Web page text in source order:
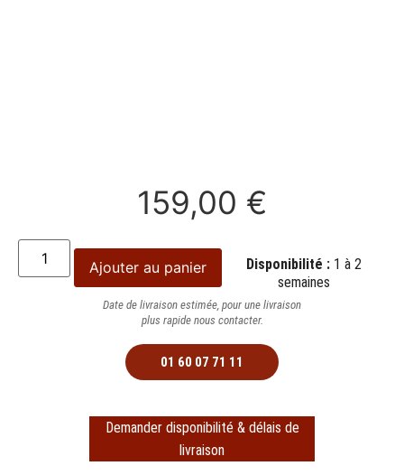
159,00 €
Ajouter au panier Disponibilité : 1 à 2
semaines
Date de livraison estimée, pour une livraison
plus rapide nous contacter.
01 60 07 71 11
Demander disponibilité & délais de
livraison